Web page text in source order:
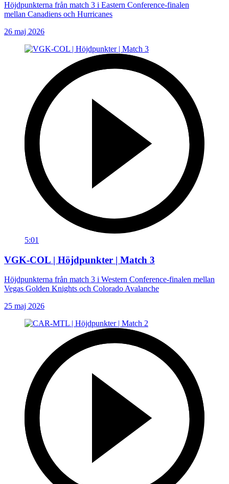
Höjdpunkterna från match 3 i Eastern Conference-finalen
mellan Canadiens och Hurricanes
26 maj 2026
5:01
VGK-COL | Höjdpunkter | Match 3
Höjdpunkterna från match 3 i Western Conference-finalen mellan
Vegas Golden Knights och Colorado Avalanche
25 maj 2026